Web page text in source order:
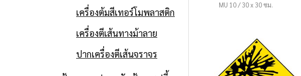
เครื่องต้มสีเทอร์โมพลาสติก
เครื่องตีเส้นทางม้าลาย
ปากเครื่องตีเส้นจราจร
MU 10 / 30 x 30 ซม.